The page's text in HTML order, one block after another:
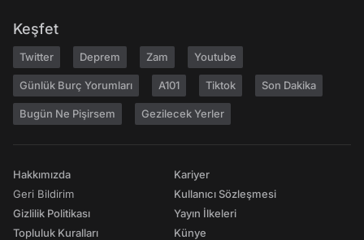
Keşfet
Twitter Deprem Zam Youtube
Günlük Burç Yorumları A101 Tiktok Son Dakika
Bugün Ne Pişirsem Gezilecek Yerler
Hakkımızda
Geri Bildirim
Gizlilik Politikası
Topluluk Kuralları
Kariyer
Kullanıcı Sözleşmesi
Yayın İlkeleri
Künye